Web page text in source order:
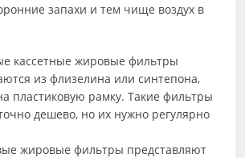
запахи и тем чище воздух в
кассетные жировые фильтры
из флизелина или синтепона,
пластиковую рамку. Такие фильтры
дешево, но их нужно регулярно
жировые фильтры представляют